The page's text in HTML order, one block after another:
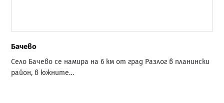
Бачево
Село Бачево се намира на 6 км от град Разлог в планински
район, в южните…